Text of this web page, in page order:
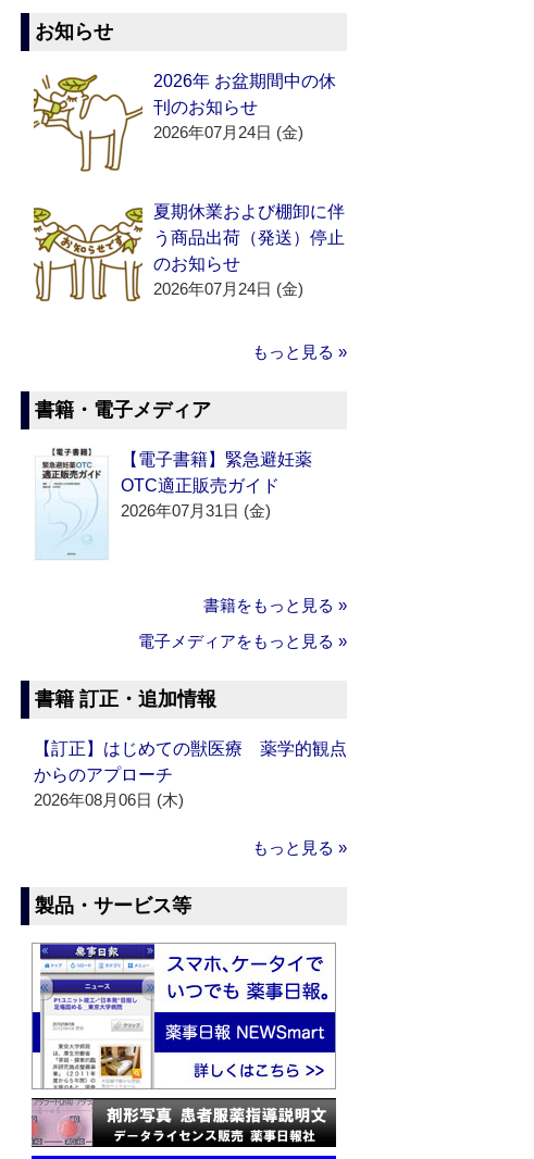
お知らせ
2026年 お盆期間中の休
刊のお知らせ
2026年07月24日 (金)
夏期休業および棚卸に伴
う商品出荷（発送）停止
のお知らせ
2026年07月24日 (金)
もっと見る »
書籍・電子メディア
【電子書籍】緊急避妊薬
OTC適正販売ガイド
2026年07月31日 (金)
書籍をもっと見る »
電子メディアをもっと見る »
書籍 訂正・追加情報
【訂正】はじめての獣医療 薬学的観点
からのアプローチ
2026年08月06日 (木)
もっと見る »
製品・サービス等